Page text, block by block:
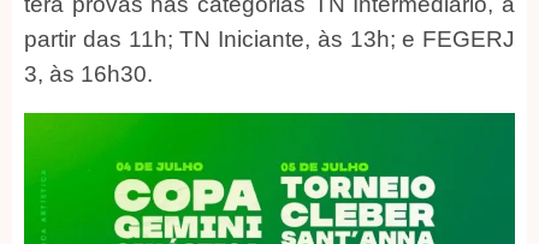
partir das 11h; TN Iniciante, às 13h; e FEGERJ
3, às 16h30.